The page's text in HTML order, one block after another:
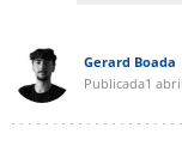
Gerard Boada
Publicada1